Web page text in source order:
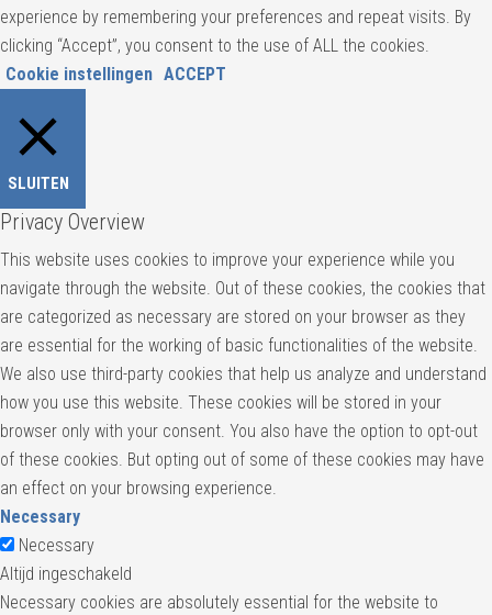
experience by remembering your preferences and repeat visits. By
clicking “Accept”, you consent to the use of ALL the cookies.
Cookie instellingen ACCEPT
SLUITEN
Privacy Overview
This website uses cookies to improve your experience while you
navigate through the website. Out of these cookies, the cookies that
are categorized as necessary are stored on your browser as they
are essential for the working of basic functionalities of the website.
We also use third-party cookies that help us analyze and understand
how you use this website. These cookies will be stored in your
browser only with your consent. You also have the option to opt-out
of these cookies. But opting out of some of these cookies may have
an effect on your browsing experience.
Necessary
Necessary
Altijd ingeschakeld
Necessary cookies are absolutely essential for the website to